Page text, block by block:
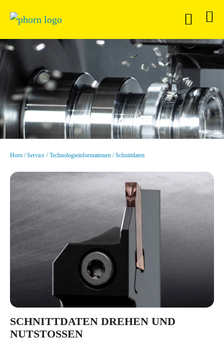
Horn Service Technologieinformationen Schnittdaten
SCHNITTDATEN DREHEN UND
NUTSTOSSEN